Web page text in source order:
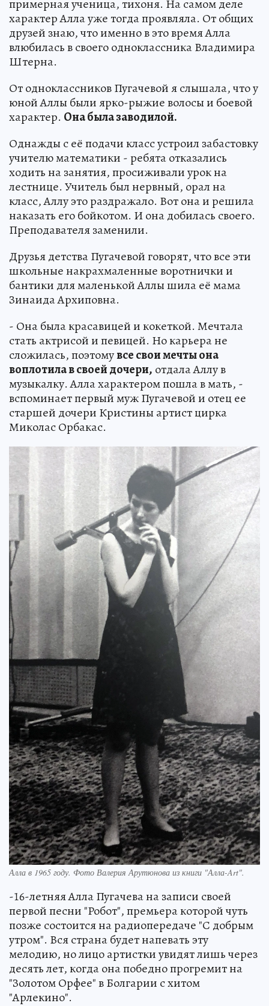
примерная ученица, тихоня. На самом деле
характер Алла уже тогда проявляла. От общих
друзей знаю, что именно в это время Алла
влюбилась в своего одноклассника Владимира
Штерна.
От одноклассников Пугачевой я слышала, что у
юной Аллы были ярко-рыжие волосы и боевой
характер. Она была заводилой.
Однажды с её подачи класс устроил забастовку
учителю математики - ребята отказались
ходить на занятия, просиживали урок на
лестнице. Учитель был нервный, орал на
класс, Аллу это раздражало. Вот она и решила
наказать его бойкотом. И она добилась своего.
Преподавателя заменили.
Друзья детства Пугачевой говорят, что все эти
школьные накрахмаленные воротнички и
бантики для маленькой Аллы шила её мама
Зинаида Архиповна.
- Она была красавицей и кокеткой. Мечтала
стать актрисой и певицей. Но карьера не
сложилась, поэтомувсе свои мечты она
воплотила в своей дочери, отдала Аллу в
музыкалку. Алла характером пошла в мать, -
вспоминает первый муж Пугачевой и отец ее
старшей дочери Кристины артист цирка
Миколас Орбакас.
Алла в 1965 году. Фото Валерия Арутюнова из книги "Алла-Art".
-16-летняя Алла Пугачева на записи своей
первой песни "Робот", премьера которой чуть
позже состоится на радиопередаче "С добрым
утром". Вся страна будет напевать эту
мелодию, но лицо артистки увидят лишь через
десять лет, когда она победно прогремит на
"Золотом Орфее" в Болгарии с хитом
"Арлекино".